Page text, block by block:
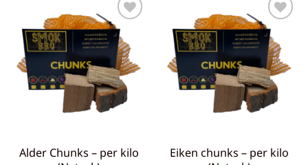
Toevoegen
aan
verlanglijst
Alder Chunks – per kilo
Toevoegen
aan
verlanglijst
Eiken chunks – per kilo